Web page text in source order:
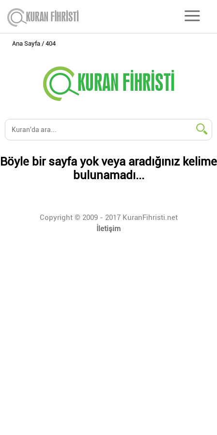
Ana Sayfa 404
Böyle bir sayfa yok veya aradığınız kelime
bulunamadı...
Copyright © 2009 - 2017 KuranFihristi.net
İletişim